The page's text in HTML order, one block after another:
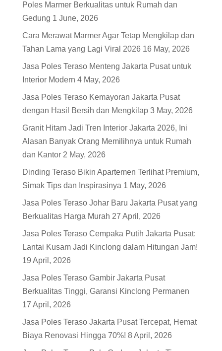
Poles Marmer Berkualitas untuk Rumah dan
Gedung 1 June, 2026
Cara Merawat Marmer Agar Tetap Mengkilap dan
Tahan Lama yang Lagi Viral 2026 16 May, 2026
Jasa Poles Teraso Menteng Jakarta Pusat untuk
Interior Modern 4 May, 2026
Jasa Poles Teraso Kemayoran Jakarta Pusat
dengan Hasil Bersih dan Mengkilap 3 May, 2026
Granit Hitam Jadi Tren Interior Jakarta 2026, Ini
Alasan Banyak Orang Memilihnya untuk Rumah
dan Kantor 2 May, 2026
Dinding Teraso Bikin Apartemen Terlihat Premium,
Simak Tips dan Inspirasinya 1 May, 2026
Jasa Poles Teraso Johar Baru Jakarta Pusat yang
Berkualitas Harga Murah 27 April, 2026
Jasa Poles Teraso Cempaka Putih Jakarta Pusat:
Lantai Kusam Jadi Kinclong dalam Hitungan Jam!
19 April, 2026
Jasa Poles Teraso Gambir Jakarta Pusat
Berkualitas Tinggi, Garansi Kinclong Permanen
17 April, 2026
Jasa Poles Teraso Jakarta Pusat Tercepat, Hemat
Biaya Renovasi Hingga 70%! 8 April, 2026